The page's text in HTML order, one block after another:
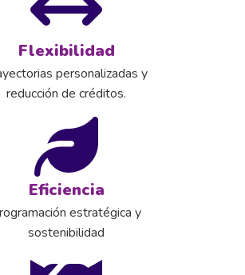
Flexibilidad
personalizadas y
reducción de créditos.
Eficiencia
estratégica y
sostenibilidad